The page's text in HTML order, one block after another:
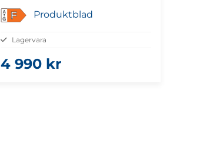
• Trådlös anslutning
• Slimmad design
F Produktblad
Lagervara
4 990 kr